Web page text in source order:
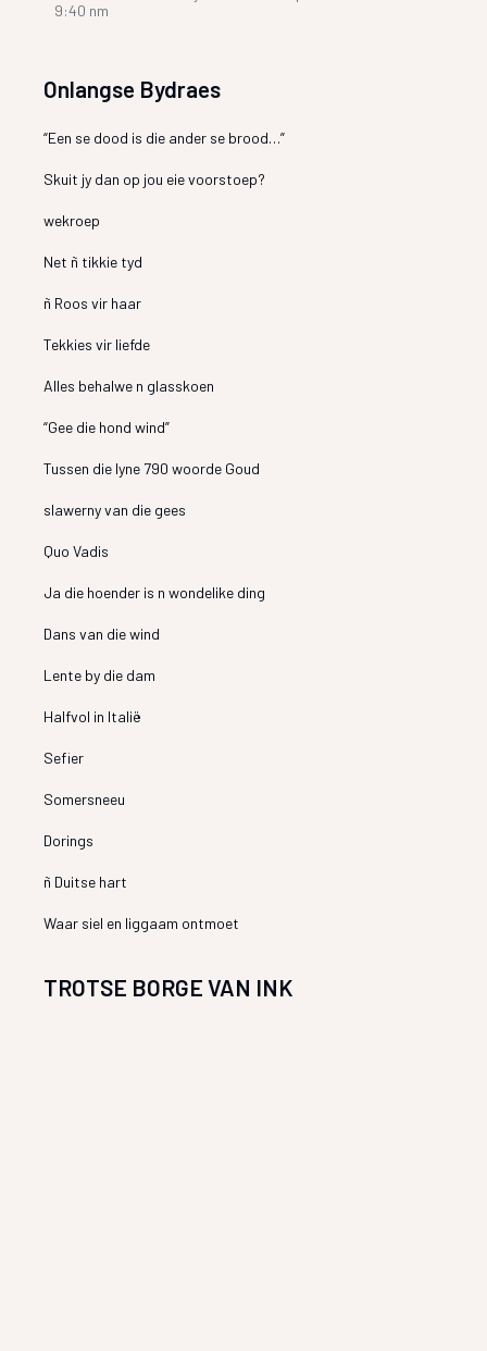
9:40 nm
Onlangse Bydraes
“Een se dood is die ander se brood…”
Skuit jy dan op jou eie voorstoep?
wekroep
Net ñ tikkie tyd
ñ Roos vir haar
Tekkies vir liefde
Alles behalwe n glasskoen
“Gee die hond wind”
Tussen die lyne 790 woorde Goud
slawerny van die gees
Quo Vadis
Ja die hoender is n wondelike ding
Dans van die wind
Lente by die dam
Halfvol in Italië
Sefier
Somersneeu
Dorings
ñ Duitse hart
Waar siel en liggaam ontmoet
TROTSE BORGE VAN INK